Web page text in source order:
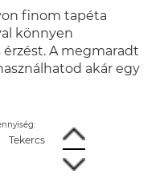
finom tapéta
könnyen
A megmaradt
akár egy
Tekercs